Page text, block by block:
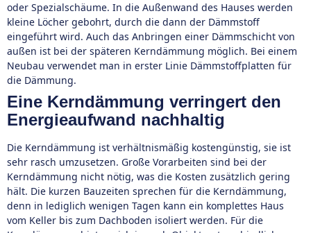
oder Spezialschäume. In die Außenwand des Hauses werden
kleine Löcher gebohrt, durch die dann der Dämmstoff
eingeführt wird. Auch das Anbringen einer Dämmschicht von
außen ist bei der späteren Kerndämmung möglich. Bei einem
Neubau verwendet man in erster Linie Dämmstoffplatten für
die Dämmung.
Eine Kerndämmung verringert den
Energieaufwand nachhaltig
Die Kerndämmung ist verhältnismäßig kostengünstig, sie ist
sehr rasch umzusetzen. Große Vorarbeiten sind bei der
Kerndämmung nicht nötig, was die Kosten zusätzlich gering
hält. Die kurzen Bauzeiten sprechen für die Kerndämmung,
denn in lediglich wenigen Tagen kann ein komplettes Haus
vom Keller bis zum Dachboden isoliert werden. Für die